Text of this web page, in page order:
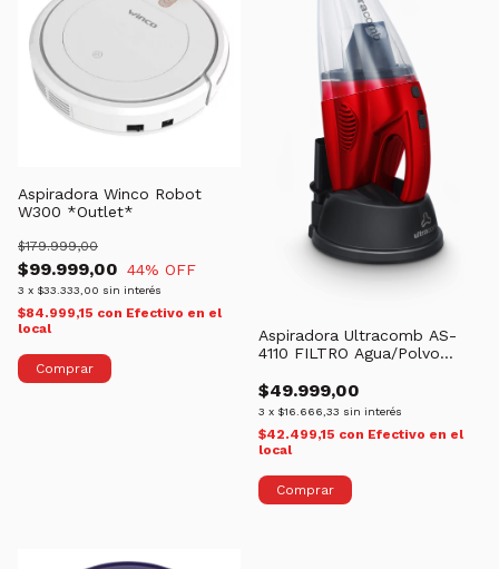
Aspiradora Winco Robot
W300 *Outlet*
$99.999,00
$179.999,00
44% OFF
3 x $33.333,00 sin interés
$84.999,15 con Efectivo en el
local
Aspiradora Ultracomb AS-
4110 FILTRO Agua/Polvo
$49.999,00
3 x $16.666,33 sin interés
$42.499,15 con Efectivo en el
local